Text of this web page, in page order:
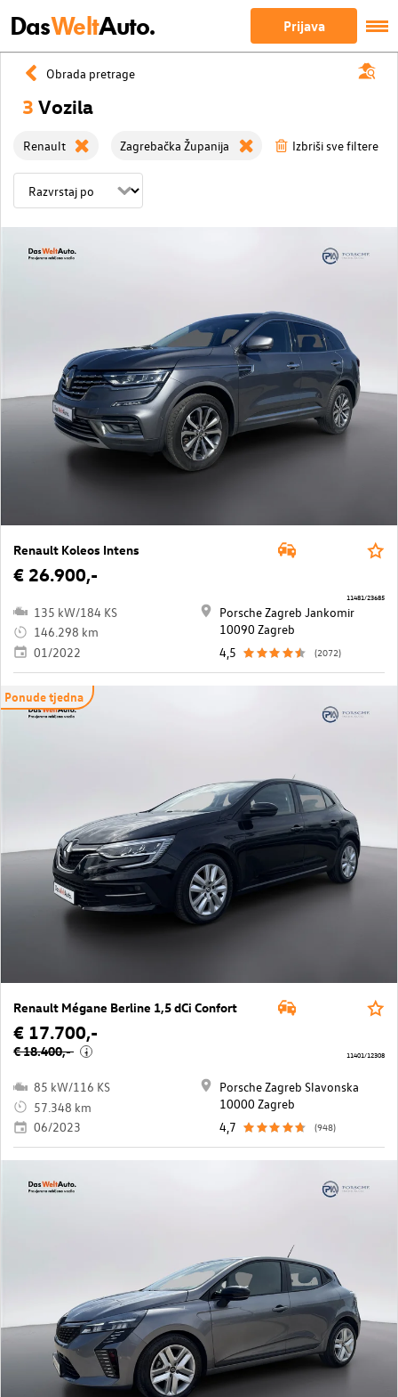
DasWeltAuto. Prijava
Obrada pretrage
3 Vozila
Renault Zagrebačka Županija Izbriši sve filtere
Renault Koleos Intens
€ 26.900,-
135 kW/184 KS
146.298 km
01/2022
Porsche Zagreb Jankomir
10090 Zagreb
4,5
(2072)
11481/23685
Ponude tjedna
Renault Mégane Berline 1,5 dCi Confort
€ 17.700,-
€ 18.400,- i
85 kW/116 KS
57.348 km
06/2023
Porsche Zagreb Slavonska
10000 Zagreb
4,7
(948)
11401/12308